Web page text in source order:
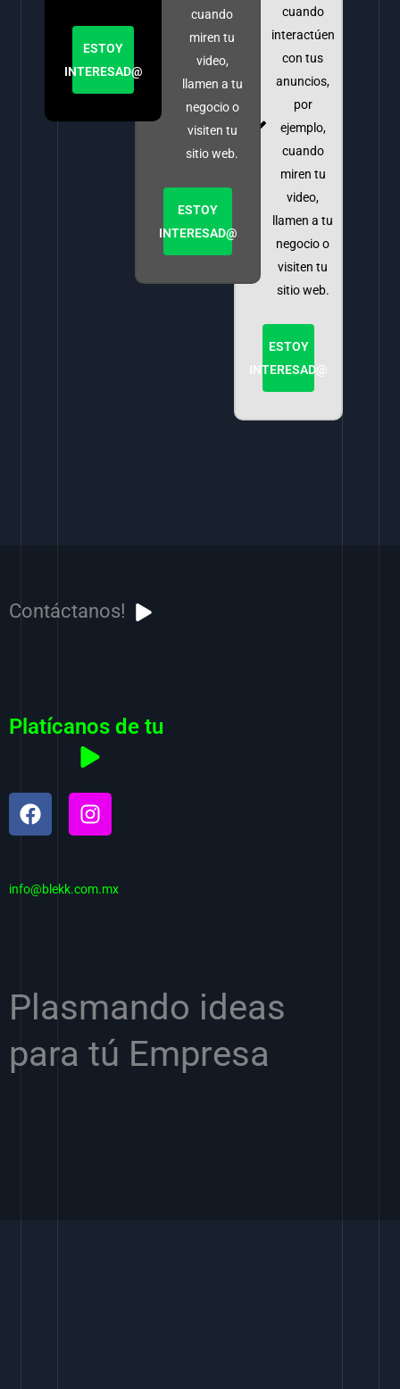
ESTOY
INTERESAD@
cuando
miren tu
video,
llamen a tu
negocio o
visiten tu
sitio web.
ESTOY
INTERESAD@
cuando
interactúen
con tus
anuncios,
por
ejemplo,
cuando
miren tu
video,
llamen a tu
negocio o
visiten tu
sitio web.
ESTOY
INTERESAD@
Contáctanos!
Platícanos de tu
F
a
b
I
n
a
info@blekk.com.mx
Plasmando ideas
para tú Empresa